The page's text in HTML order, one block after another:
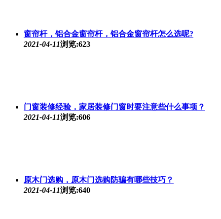
窗帘杆，铝合金窗帘杆，铝合金窗帘杆怎么选呢?
2021-04-11浏览:623
门窗装修经验，家居装修门窗时要注意些什么事项？
2021-04-11浏览:606
原木门选购，原木门选购防骗有哪些技巧？
2021-04-11浏览:640